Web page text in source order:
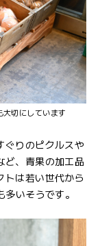
切にしています
ぐりのピクルスや
ど、青果の加工品
は若い世代から
いそうです。